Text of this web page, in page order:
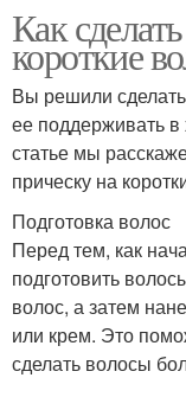
Как
короткие
Вы решили сделать
ее поддерживать
статье мы
прическу на
Подготовка волос
Перед тем, как
подготовить
волос, а затем
или крем. Это
сделать волосы